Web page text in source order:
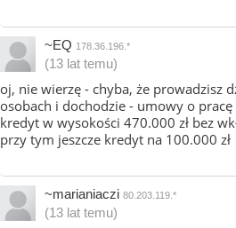
~EQ 178.36.196.*
(13 lat temu)
oj, nie wierzę - chyba, że prowadzisz
osobach i dochodzie - umowy o
kredyt w wysokości 470.000 zł bez
przy tym jeszcze kredyt na 100.000 zł
~marianiaczi 80.203.119.*
(13 lat temu)